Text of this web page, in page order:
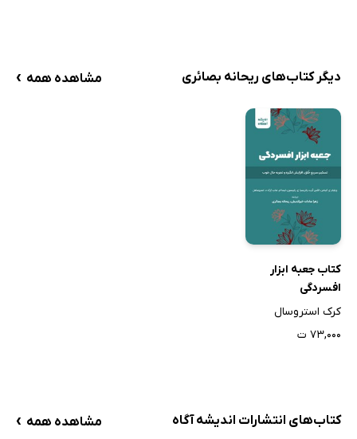
دیگر کتاب‌های ریحانه بصائری مشاهده همه ›
کتاب جعبه ابزار
افسردگی
کرک استروسال
۷۳,۰۰۰ ت
کتاب‌های انتشارات اندیشه آگاه مشاهده همه ›